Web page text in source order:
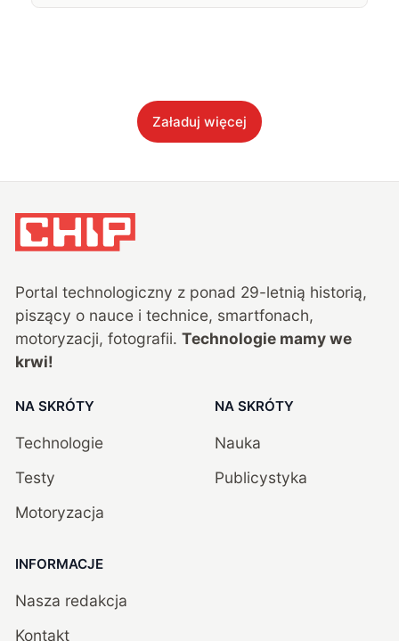
Załaduj więcej
Portal technologiczny z ponad 29-letnią historią,
piszący o nauce i technice, smartfonach,
motoryzacji, fotografii. Technologie mamy we
krwi!
NA SKRÓTY
Technologie
Testy
Motoryzacja
NA SKRÓTY
Nauka
Publicystyka
INFORMACJE
Nasza redakcja
Kontakt